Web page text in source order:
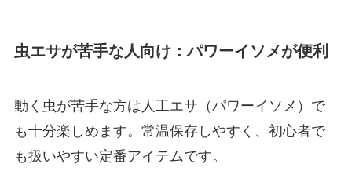
虫エサが苦手な人向け：パワーイソメが便利
動く虫が苦手な方は人工エサ（パワーイソメ）で
も十分楽しめます。常温保存しやすく、初心者で
も扱いやすい定番アイテムです。